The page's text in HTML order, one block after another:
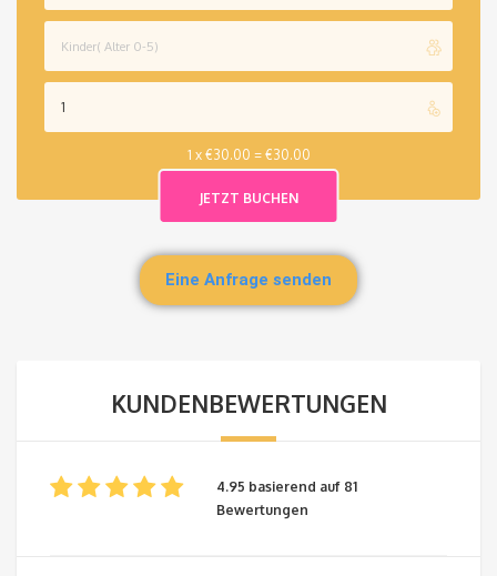
1 x €30.00 = €30.00
Eine Anfrage senden
KUNDENBEWERTUNGEN
4.95 basierend auf 81
Bewertungen